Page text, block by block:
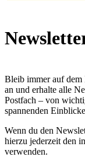
Bleib immer auf
an und erhalte alle
Postfach – von
spannenden
Wenn du den
hierzu jederzeit den
verwenden.